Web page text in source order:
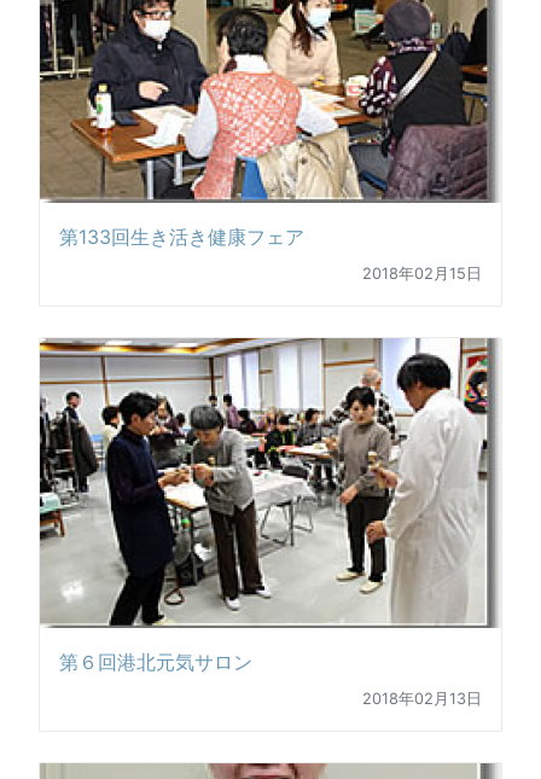
第133回生き活き健康フェア
2018年02月15日
第６回港北元気サロン
2018年02月13日